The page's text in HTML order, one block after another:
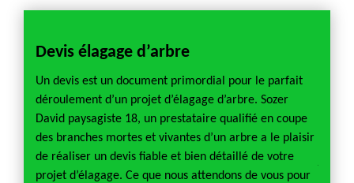
Devis élagage d’arbre
Un devis est un document primordial pour le parfait
déroulement d’un projet d’élagage d’arbre. Sozer
David paysagiste 18, un prestataire qualifié en coupe
des branches mortes et vivantes d’un arbre a le plaisir
de réaliser un devis fiable et bien détaillé de votre
projet d’élagage. Ce que nous attendons de vous pour